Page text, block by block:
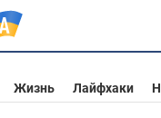
Жизнь Лайфхаки